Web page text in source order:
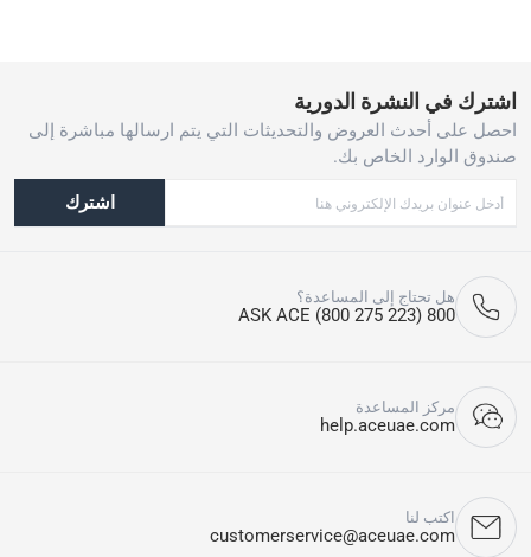
اشترك في النشرة الدورية
احصل على أحدث العروض والتحديثات التي يتم ارسالها مباشرة إلى
صندوق الوارد الخاص بك.
اشترك
هل تحتاج إلى المساعدة؟
800 ASK ACE (800 275 223)
مركز المساعدة
help.aceuae.com
اكتب لنا
customerservice@aceuae.com